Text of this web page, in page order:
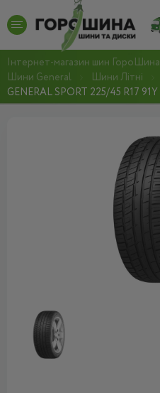
Інтернет-магазин шин ГороШина
Шини General
Шини Літні
GENERAL SPORT 225/45 R17 91Y